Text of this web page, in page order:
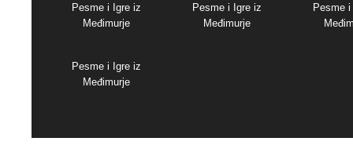
Pesme i Igre iz
Međimurje
Pesme i Igre iz
Međimurje
Pesme
Pesme i Igre iz
Međimurje